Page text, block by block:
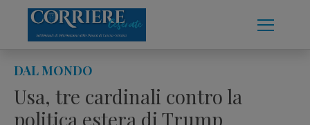
content
DAL MONDO
Usa, tre cardinali contro la
politica estera di Trump